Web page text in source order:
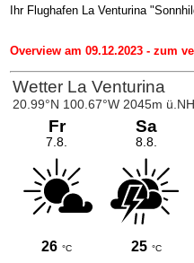
Ihr Flughafen La Venturina
Overview am 09.12.2023 - zum